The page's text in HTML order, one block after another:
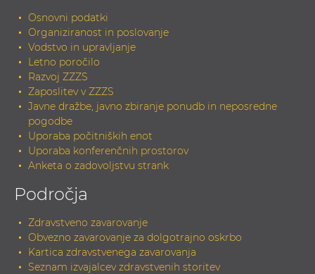
Osnovni podatki
Organiziranost in poslovanje
Vodstvo in upravljanje
Letno poročilo
Razvoj ZZZS
Zaposlitev v ZZZS
Javne dražbe, javno zbiranje ponudb in neposredne
pogodbe
Uporaba počitniških enot
Uporaba konferenčnih prostorov
Anketa o zadovoljstvu strank
Področja
Zdravstveno zavarovanje
Obvezno zavarovanje za dolgotrajno oskrbo
Kartica zdravstvenega zavarovanja
Seznam izvajalcev zdravstvenih storitev